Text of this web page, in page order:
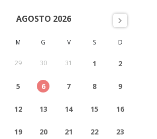
AGOSTO 2026
M G V S D
29 30 31 1 2
5 6 7 8 9
12 13 14 15 16
19 20 21 22 23